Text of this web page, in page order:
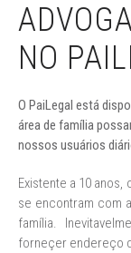
NO
O PaiLegal está
área de família
nossos usuários
Existente a 10
se encontram com
família.
forneçer endereço